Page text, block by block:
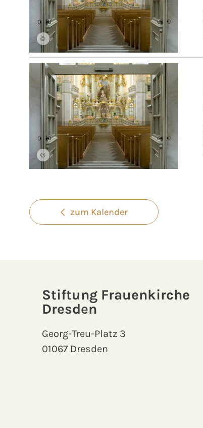
©
©
zum Kalender
Stiftung Frauenkirche
Dresden
Georg-Treu-Platz 3
01067 Dresden